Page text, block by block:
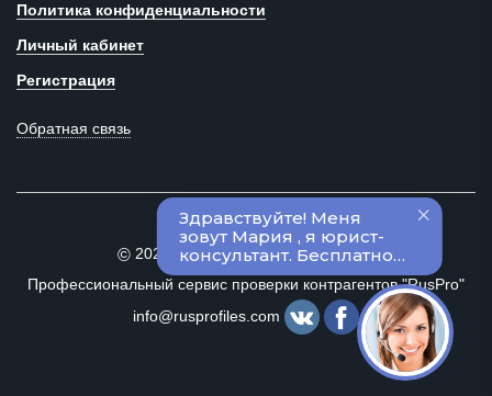
Политика конфиденциальности
Личный кабинет
Регистрация
Обратная связь
©2020–2024 Все права защищены
Профессиональный сервис проверки контрагентов "RusPro"
info@rusprofiles.com